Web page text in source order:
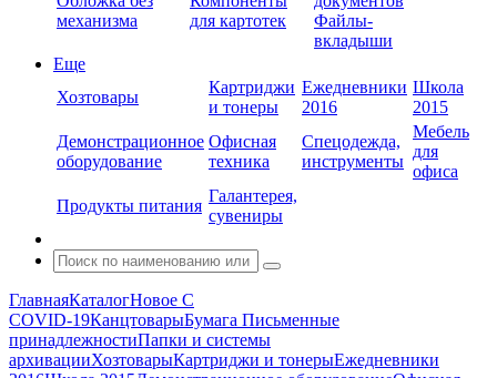
механизма
для картотек
Файлы-
вкладыши
Еще
Хозтовары
Картриджи
и тонеры
Ежедневники
2016
Школа
2015
Демонстрационное
оборудование
Офисная
техника
Спецодежда,
инструменты
Мебель
для
офиса
Продукты питания
Галантерея,
сувениры
ГлавнаяКаталогНовое С
COVID-19КанцтоварыБумага Письменные
принадлежностиПапки и системы
архивацииХозтоварыКартриджи и тонерыЕжедневники